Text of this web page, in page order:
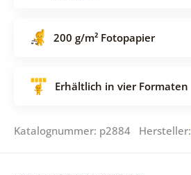
200 g/m² Fotopapier
Erhältlich in vier Formaten
Katalognummer: p2884 Hersteller: